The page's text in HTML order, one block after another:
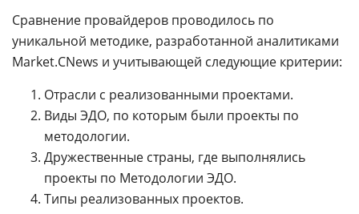
Сравнение провайдеров проводилось по
уникальной методике, разработанной аналитиками
Market.CNews и учитывающей следующие критерии:
Отрасли с реализованными проектами.
Виды ЭДО, по которым были проекты по
методологии.
Дружественные страны, где выполнялись
проекты по Методологии ЭДО.
Типы реализованных проектов.